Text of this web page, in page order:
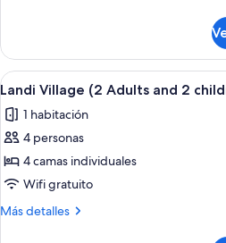
and
children)
Village
(2
Adults
3
children)
Ver
todas
las
fotos
de
Landi
Village
10
Landi Village (2 Adults and 2
1 habitación
4 personas
4 camas individuales
Wifi gratuito
Más detalles
Más